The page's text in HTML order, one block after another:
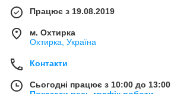
Працює з 19.08.2019
м. Охтирка
Охтирка, Україна
Контакти
Сьогодні працює з 10:00 до 13:00